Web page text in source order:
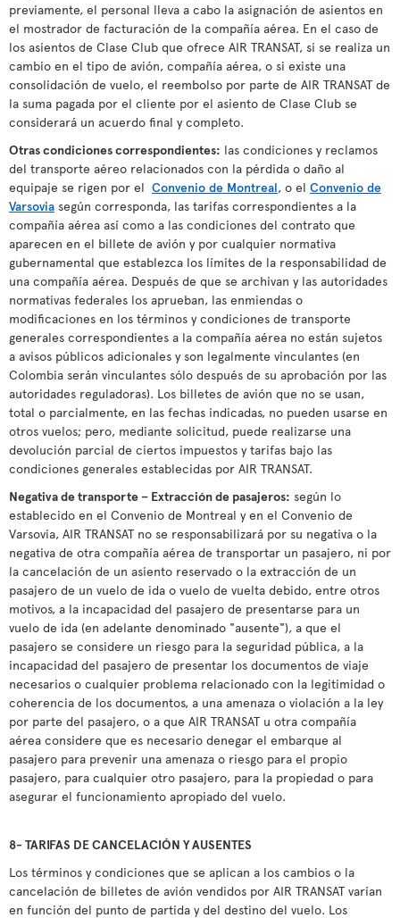
previamente, el personal lleva a cabo la asignación de asientos en
el mostrador de facturación de la compañía aérea. En el caso de
los asientos de Clase Club que ofrece AIR TRANSAT, si se realiza un
cambio en el tipo de avión, compañía aérea, o si existe una
consolidación de vuelo, el reembolso por parte de AIR TRANSAT de
la suma pagada por el cliente por el asiento de Clase Club se
considerará un acuerdo final y completo.
Otras condiciones correspondientes: las condiciones y reclamos
del transporte aéreo relacionados con la pérdida o daño al
equipaje se rigen por el Convenio de Montreal, o el Convenio de
Varsovia según corresponda, las tarifas correspondientes a la
compañía aérea así como a las condiciones del contrato que
aparecen en el billete de avión y por cualquier normativa
gubernamental que establezca los límites de la responsabilidad de
una compañía aérea. Después de que se archivan y las autoridades
normativas federales los aprueban, las enmiendas o
modificaciones en los términos y condiciones de transporte
generales correspondientes a la compañía aérea no están sujetos
a avisos públicos adicionales y son legalmente vinculantes (en
Colombia serán vinculantes sólo después de su aprobación por las
autoridades reguladoras). Los billetes de avión que no se usan,
total o parcialmente, en las fechas indicadas, no pueden usarse en
otros vuelos; pero, mediante solicitud, puede realizarse una
devolución parcial de ciertos impuestos y tarifas bajo las
condiciones generales establecidas por AIR TRANSAT.
Negativa de transporte – Extracción de pasajeros: según lo
establecido en el Convenio de Montreal y en el Convenio de
Varsovia, AIR TRANSAT no se responsabilizará por su negativa o la
negativa de otra compañía aérea de transportar un pasajero, ni por
la cancelación de un asiento reservado o la extracción de un
pasajero de un vuelo de ida o vuelo de vuelta debido, entre otros
motivos, a la incapacidad del pasajero de presentarse para un
vuelo de ida (en adelante denominado "ausente"), a que el
pasajero se considere un riesgo para la seguridad pública, a la
incapacidad del pasajero de presentar los documentos de viaje
necesarios o cualquier problema relacionado con la legitimidad o
coherencia de los documentos, a una amenaza o violación a la ley
por parte del pasajero, o a que AIR TRANSAT u otra compañía
aérea considere que es necesario denegar el embarque al
pasajero para prevenir una amenaza o riesgo para el propio
pasajero, para cualquier otro pasajero, para la propiedad o para
asegurar el funcionamiento apropiado del vuelo.
8- TARIFAS DE CANCELACIÓN Y AUSENTES
Los términos y condiciones que se aplican a los cambios o la
cancelación de billetes de avión vendidos por AIR TRANSAT varían
en función del punto de partida y del destino del vuelo. Los